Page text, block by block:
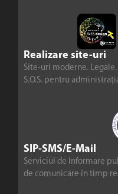
Realizare site-uri
Site-uri moderne.
S.O.S. pentru
SIP-SMS/E-Mail
Serviciul de Informare
de comunicare în timp